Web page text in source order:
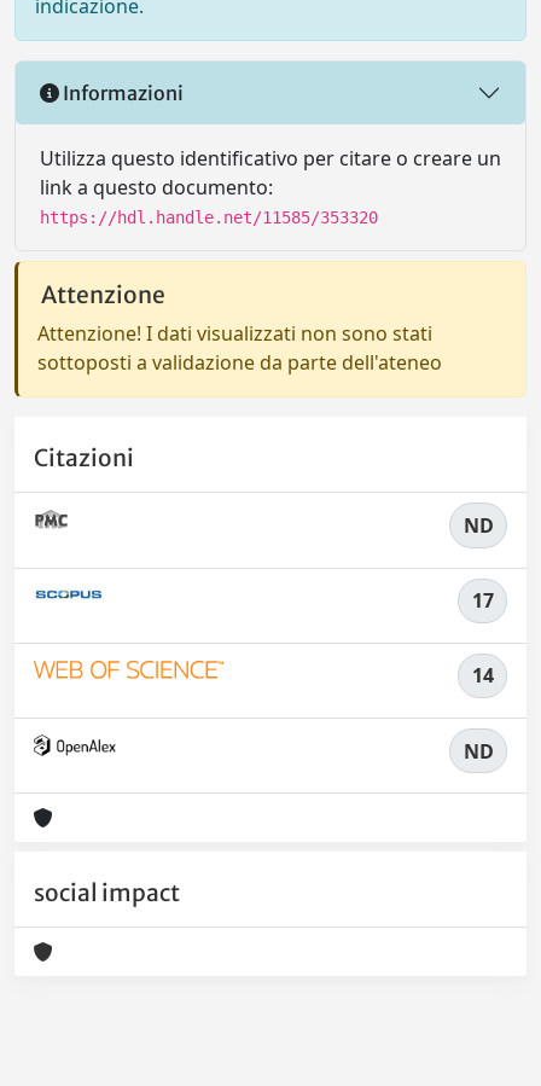
indicazione.
Informazioni
Utilizza questo identificativo per citare o creare un
link a questo documento:
https://hdl.handle.net/11585/353320
Attenzione
Attenzione! I dati visualizzati non sono stati
sottoposti a validazione da parte dell'ateneo
Citazioni
ND
17
14
ND
social impact